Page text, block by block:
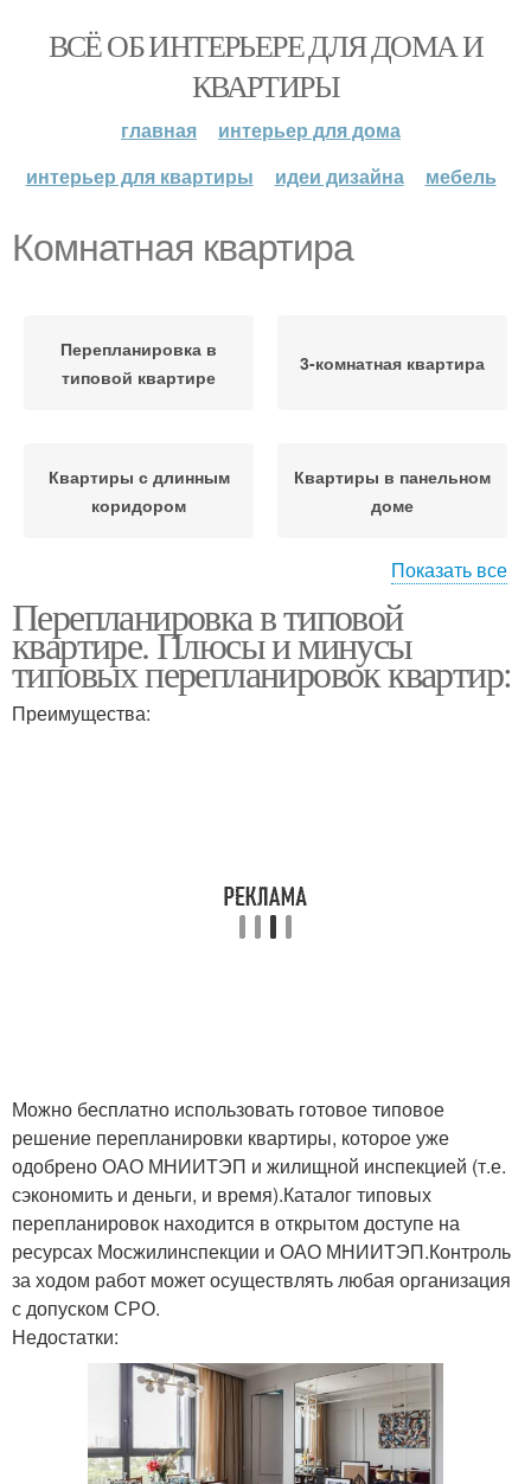
ВСЁ ОБ ИНТЕРЬЕРЕ ДЛЯ ДОМА И
КВАРТИРЫ
главная
интерьер для дома
интерьер для квартиры
идеи дизайна мебель
Комнатная квартира
Перепланировка в
типовой квартире
3-комнатная квартира
Квартиры с длинным
коридором
Квартиры в панельном
доме
однокомнатную
квартиру
Мебели в
однокомнатной
квартире
Квартира с фото Мебель в квартире
Квартиры в спб Квартира для молодой
Квартиры для семьи Квартиры для молодой
Показать все
Перепланировка в типовой
квартире. Плюсы и минусы
типовых перепланировок квартир:
Преимущества:
Можно бесплатно использовать готовое типовое
решение перепланировки квартиры, которое уже
одобрено ОАО МНИИТЭП и жилищной инспекцией (т.е.
сэкономить и деньги, и время).Каталог типовых
перепланировок находится в открытом доступе на
ресурсах Мосжилинспекции и ОАО МНИИТЭП.Контроль
за ходом работ может осуществлять любая организация
с допуском СРО.
Недостатки: